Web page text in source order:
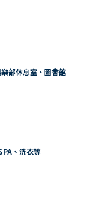
部休息室、圖書館
、洗衣等